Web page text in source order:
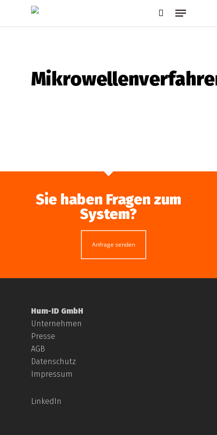
Menu
Sie haben Fragen zum
System?
Anfrage senden
Hum-ID GmbH
Unternehmen
Presse
AGB
Datenschutz
Impressum
LinkedIn